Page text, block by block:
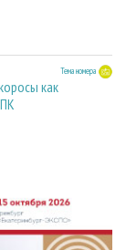
Тема номера
как